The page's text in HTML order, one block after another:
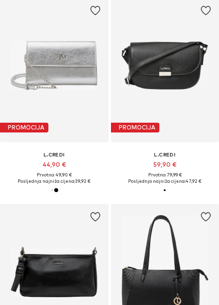
PROMOCIJA
L.CREDI
44,90 €
Prvotno: 49,90 €
Posljednja najniža cijena:39,92 €
PROMOCIJA
L.CREDI
59,90 €
Prvotno: 79,99 €
Posljednja najniža cijena:47,92 €